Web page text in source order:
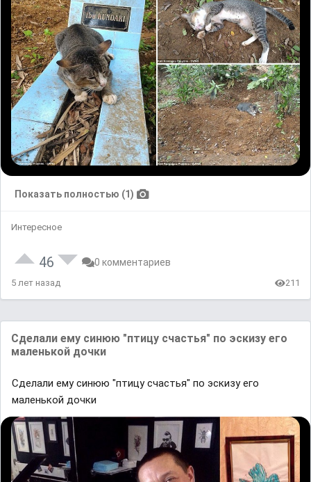
Показать полностью (1)
Интересное
46 0 комментариев
5 лет назад 211
Сделали ему синюю "птицу счастья" по эскизу его
маленькой дочки
Сделали ему синюю "птицу счастья" по эскизу его
маленькой дочки